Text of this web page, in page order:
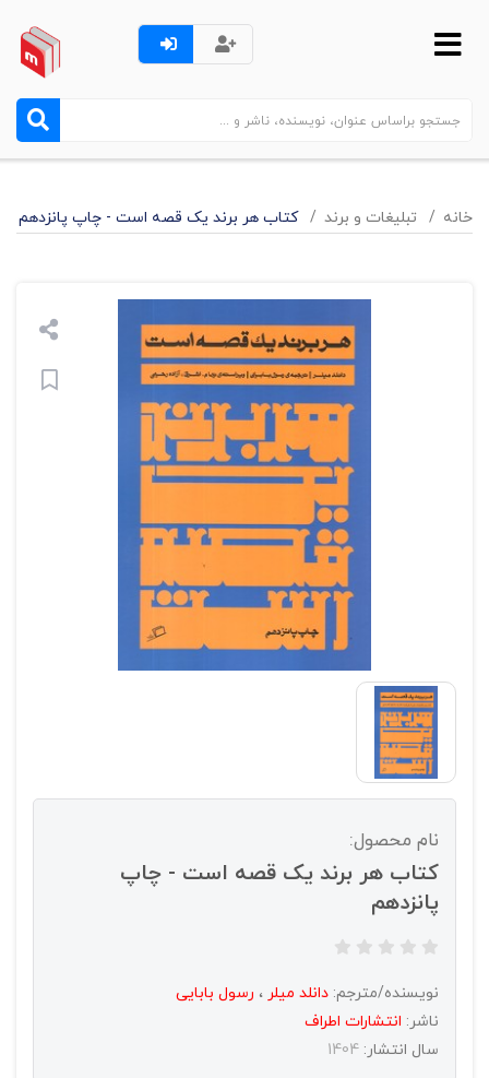
خانه تبليغات و برند کتاب هر برند یک قصه است - چاپ پانزدهم
نام محصول:
کتاب هر برند یک قصه است - چاپ
پانزدهم
نویسنده/مترجم: دانلد میلر ، رسول بابایی
ناشر: انتشارات اطراف
سال انتشار: 1404